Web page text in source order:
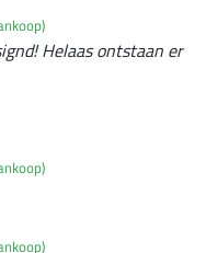
Helaas ontstaan er